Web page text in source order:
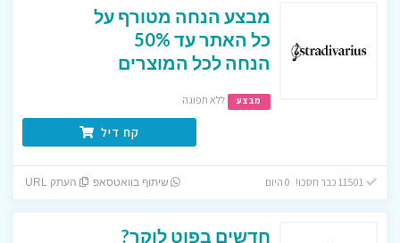
מבצע הנחה מטורף על
כל האתר עד 50%
הנחה לכל המוצרים
מבצע ללא תפוגה
קח דיל
שיתוף בוואטסאפ העתק URL
חדשים בפוט לוקר?